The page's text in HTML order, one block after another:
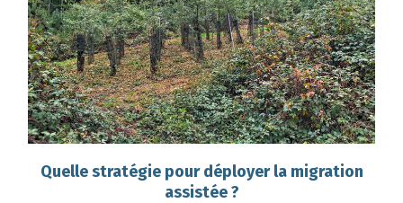
Quelle stratégie pour déployer la migration
assistée ?